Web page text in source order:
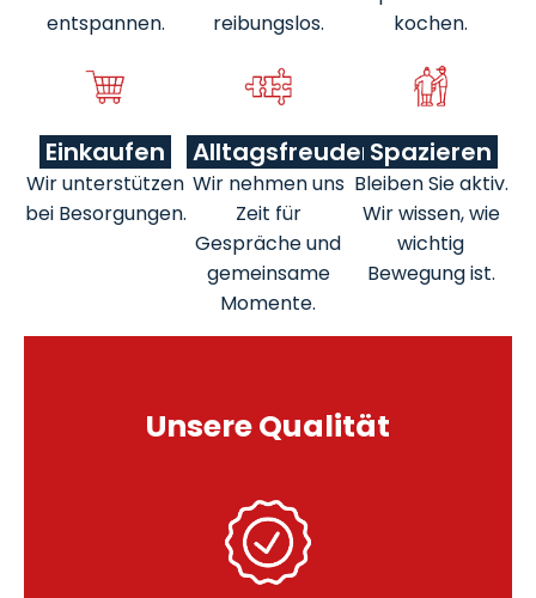
entspannen.
reibungslos.
kochen.
Einkaufen
Wir unterstützen
bei Besorgungen.
Alltagsfreuden
Wir nehmen uns
Zeit für
Gespräche und
gemeinsame
Momente.
Spazieren
Bleiben Sie aktiv.
Wir wissen, wie
wichtig
Bewegung ist.
Unsere Qualität